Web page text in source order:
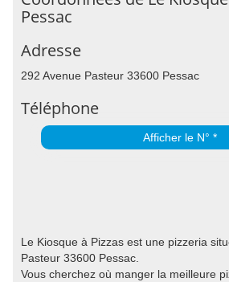
Pessac
Adresse
292 Avenue Pasteur 33600 Pessac
Téléphone
Afficher le N° *
Le Kiosque à Pizzas est une pizzeria
Pasteur 33600 Pessac.
Vous cherchez où manger la meilleure